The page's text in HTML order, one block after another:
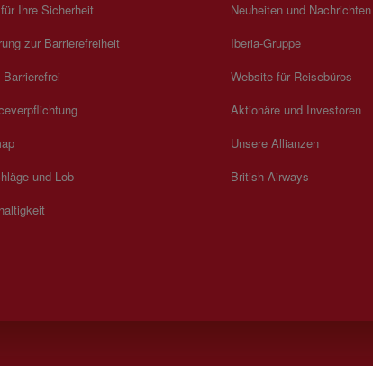
Ihre Sicherheit
zur Barrierefreiheit
Barrierefrei
und Lob
Neuheiten und Nachrichten
Iberia-Gruppe
Website für Reisebüros
Aktionäre und Investoren
Unsere Allianzen
British Airways